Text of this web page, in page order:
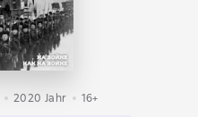
2020 Jahr 16+